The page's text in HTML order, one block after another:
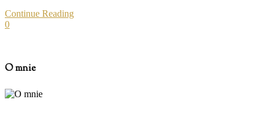
Continue Reading
0
O mnie